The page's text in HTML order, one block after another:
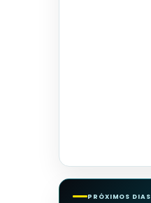
PRÓXIMOS DIAS